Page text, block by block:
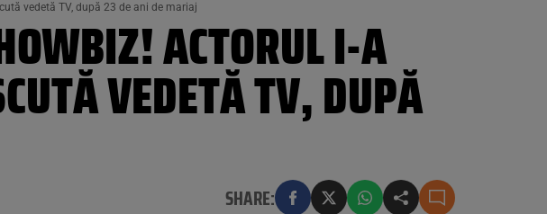
vedetă TV, după 23 de ani de mariaj
ACTORUL I-A
VEDETĂ TV, DUPĂ
SHARE: